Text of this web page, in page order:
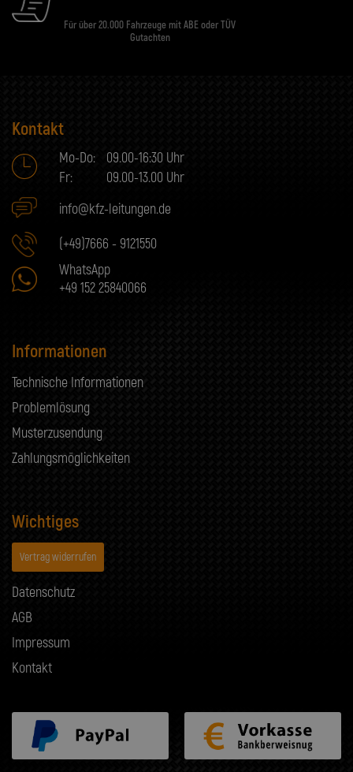
Für über 20.000 Fahrzeuge mit ABE oder TÜV
Gutachten
Kontakt
Mo-Do:
09.00-16:30 Uhr
Fr:
09.00-13.00 Uhr
info@kfz-leitungen.de
(+49)7666 - 9121550
WhatsApp
+49 152 25840066
Informationen
Technische Informationen
Problemlösung
Musterzusendung
Zahlungsmöglichkeiten
Wichtiges
Vertrag widerrufen
Datenschutz
AGB
Impressum
Kontakt